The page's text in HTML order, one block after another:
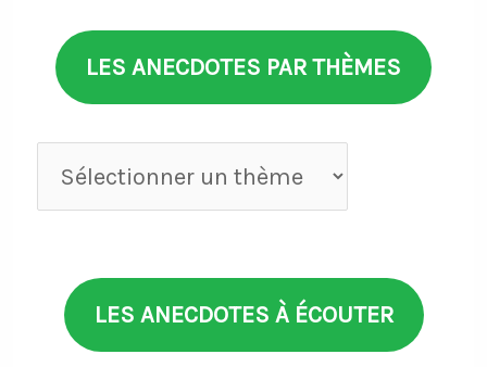
LES ANECDOTES PAR THÈMES
Anecdotes
par
LES ANECDOTES À ÉCOUTER